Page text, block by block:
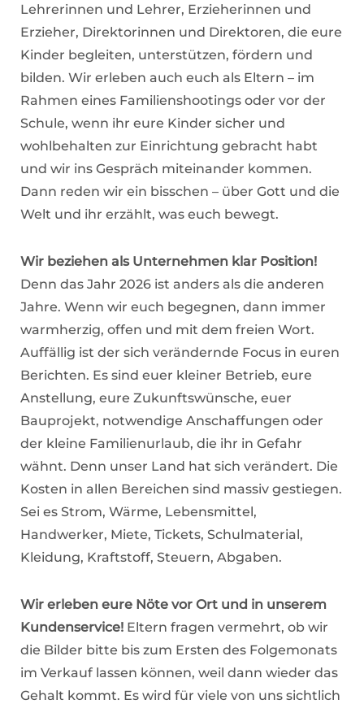
Lehrerinnen und Lehrer, Erzieherinnen und
Erzieher, Direktorinnen und Direktoren, die eure
Kinder begleiten, unterstützen, fördern und
bilden. Wir erleben auch euch als Eltern – im
Rahmen eines Familienshootings oder vor der
Schule, wenn ihr eure Kinder sicher und
wohlbehalten zur Einrichtung gebracht habt
und wir ins Gespräch miteinander kommen.
Dann reden wir ein bisschen – über Gott und die
Welt und ihr erzählt, was euch bewegt.
Wir beziehen als Unternehmen klar Position!
Denn das Jahr 2026 ist anders als die anderen
Jahre. Wenn wir euch begegnen, dann immer
warmherzig, offen und mit dem freien Wort.
Auffällig ist der sich verändernde Focus in euren
Berichten. Es sind euer kleiner Betrieb, eure
Anstellung, eure Zukunftswünsche, euer
Bauprojekt, notwendige Anschaffungen oder
der kleine Familienurlaub, die ihr in Gefahr
wähnt. Denn unser Land hat sich verändert. Die
Kosten in allen Bereichen sind massiv gestiegen.
Sei es Strom, Wärme, Lebensmittel,
Handwerker, Miete, Tickets, Schulmaterial,
Kleidung, Kraftstoff, Steuern, Abgaben.
Wir erleben eure Nöte vor Ort und in unserem
Kundenservice! Eltern fragen vermehrt, ob wir
die Bilder bitte bis zum Ersten des Folgemonats
im Verkauf lassen können, weil dann wieder das
Gehalt kommt. Es wird für viele von uns sichtlich